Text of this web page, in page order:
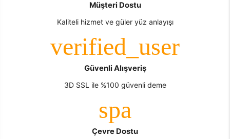
Müşteri Dostu
Kaliteli hizmet ve güler yüz anlayışı
Güvenli Alışveriş
3D SSL ile %100 güvenli deme
Çevre Dostu